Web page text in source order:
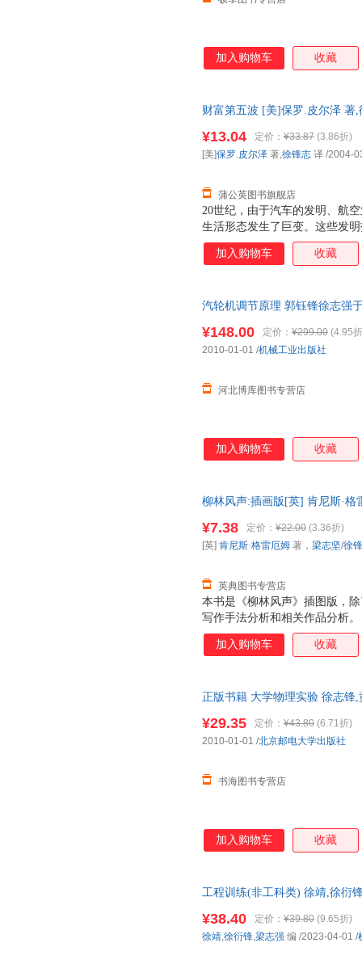
加入购物车 收藏
财富第五波 [美]保罗.皮尔泽 著
20世纪，由于汽车的发明、航
生活形态发生了巨变。这些发
投资人累积了富可敌国的财富
覆我们的生活，并在往后10年
¥13.04 定价： ¥33.87 (3.86折)
蒲公英图书旗舰店
[美]保罗.皮尔泽 著,徐锋志 译 /2004-
加入购物车 收藏
汽轮机调节原理 郭钰锋徐志强
¥148.00 定价： ¥299.00 (4.95
河北博库图书专营店
2010-01-01 /机械工业出版社
加入购物车 收藏
柳林风声:插画版[英] 肯尼斯·
本书是《柳林风声》插图版，
写作手法分析和相关作品分析
典童话。肯尼斯·格雷厄姆通过
四个角色：鼹鼠、河鼠、蟾蜍
邸里的热血拼杀，四个朋友同
¥7.38 定价： ¥22.00 (3.36折)
英典图书专营店
[英] 肯尼斯·格雷厄姆 著， 梁志坚/徐锋
加入购物车 收藏
正版书籍 大学物理实验 徐志锋
¥29.35 定价： ¥43.80 (6.71折)
书海图书专营店
2010-01-01 /北京邮电大学出版社
加入购物车 收藏
工程训练(非工科类) 徐靖,徐衍
¥38.40 定价： ¥39.80 (9.65折)
徐靖,徐衍锋,梁志强 编 /2023-04-01 /